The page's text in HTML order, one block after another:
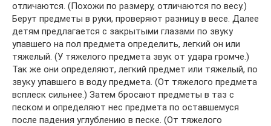
отличаются. (Похожи по размеру, отличаются по весу.)
Берут предметы в руки, проверяют разницу в весе. Далее
детям предлагается с закрытыми глазами по звуку
упавшего на пол предмета определить, легкий он или
тяжелый. (У тяжелого предмета звук от удара громче.)
Так же они определяют, легкий предмет или тяжелый, по
звуку упавшего в воду предмета. (От тяжелого предмета
всплеск сильнее.) Затем бросают предметы в таз с
песком и определяют нес предмета по оставшемуся
после падения углублению в песке. (От тяжелого